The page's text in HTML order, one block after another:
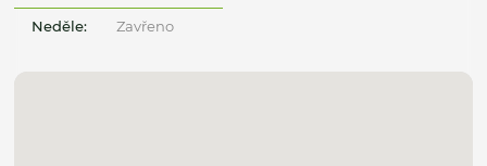
Neděle: Zavřeno